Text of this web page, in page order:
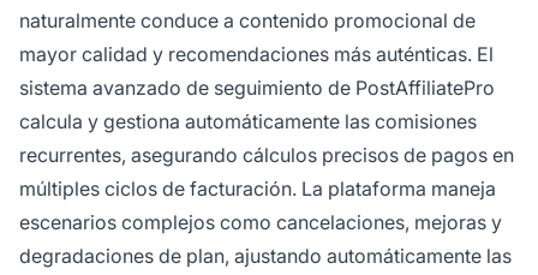
naturalmente conduce a contenido promocional de
mayor calidad y recomendaciones más auténticas. El
sistema avanzado de seguimiento de PostAffiliatePro
calcula y gestiona automáticamente las comisiones
recurrentes, asegurando cálculos precisos de pagos en
múltiples ciclos de facturación. La plataforma maneja
escenarios complejos como cancelaciones, mejoras y
degradaciones de plan, ajustando automáticamente las